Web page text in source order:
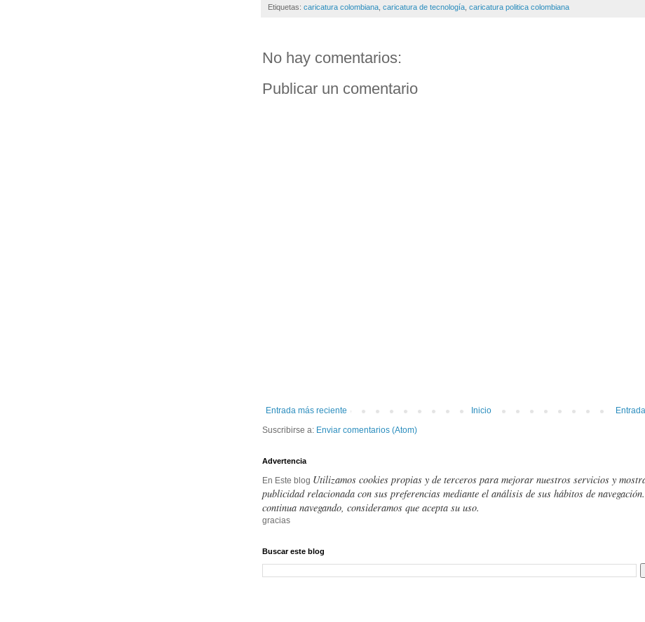
Etiquetas: caricatura colombiana caricatura de tecnología caricatura politica colombiana
No hay comentarios:
Publicar un comentario
Entrada más reciente
Inicio
Suscribirse a: Enviar comentarios (Atom)
Advertencia
En Este blog Utilizamos cookies propias y de terceros para mejorar nuestros servicios y
publicidad relacionada con sus preferencias mediante el análisis de sus hábitos de
continua navegando, consideramos que acepta su uso.
gracias
Buscar este blog